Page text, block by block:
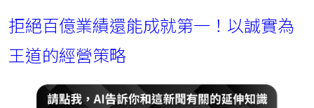
拒絕百億業績還能成就第一！以誠實為
王道的經營策略